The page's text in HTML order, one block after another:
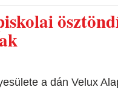
a dán Velux